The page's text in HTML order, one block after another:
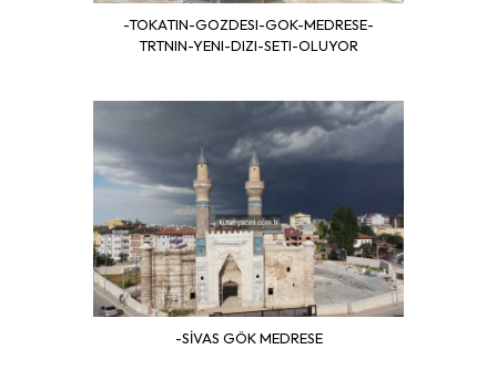
-TOKATIN-GOZDESI-GOK-MEDRESE-
TRTNIN-YENI-DIZI-SETI-OLUYOR
-SİVAS GÖK MEDRESE